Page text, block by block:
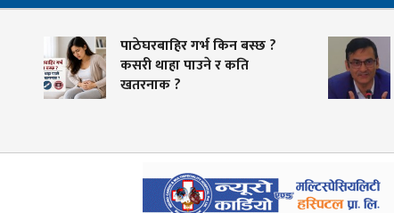
पाठेघरबाहिर गर्भ किन बस्छ ?
कसरी थाहा पाउने र कति
खतरनाक ?